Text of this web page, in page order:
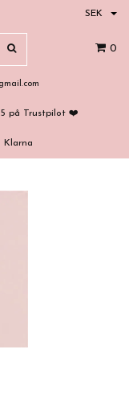
SEK
0
5 på Trustpilot ❤️